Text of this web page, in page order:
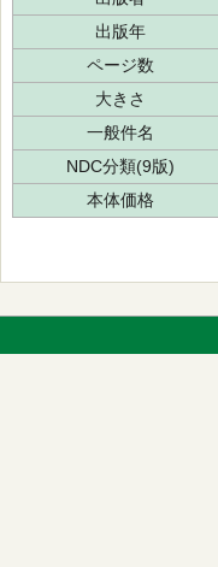
出版年
ページ数
大きさ
一般件名
NDC分類(9版)
本体価格